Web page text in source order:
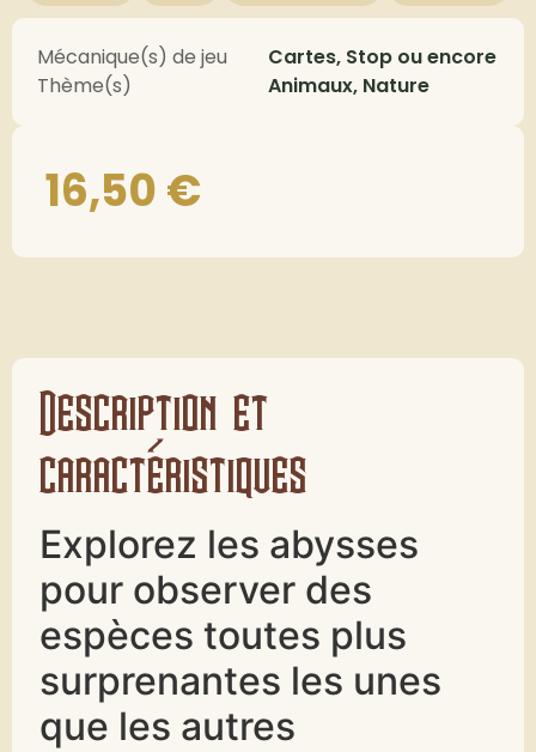
Mécanique(s) de jeu
Cartes, Stop ou encore
Thème(s)
Animaux, Nature
16,50€
Description et
caractéristiques
Explorez les abysses
pour observer des
espèces toutes plus
surprenantes les unes
que les autres